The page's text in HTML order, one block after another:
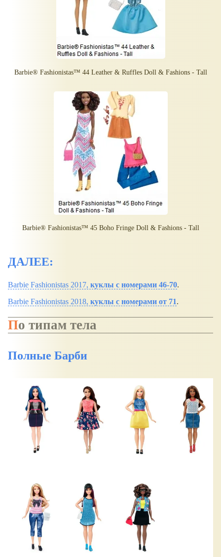
Barbie® Fashionistas™ 44 Leather & Ruffles Doll & Fashions - Tall
Barbie® Fashionistas™ 45 Boho Fringe Doll & Fashions - Tall
ДАЛЕЕ:
Barbie Fashionistas 2017, куклы с номерами 46-70.
Barbie Fashionistas 2018, куклы с номерами от 71.
По типам тела
Полные Барби